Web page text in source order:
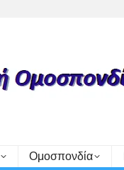
Ομοσπονδία